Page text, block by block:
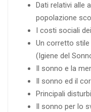
Dati relativi alle
popolazione
I costi sociali
Un corretto
(Igiene del
Il sonno e la
Il sonno ed il
Principali
Il sonno per lo